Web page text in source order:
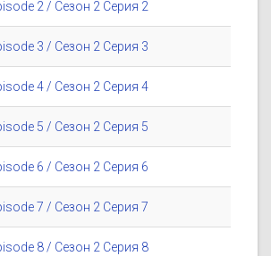
2 / Сезон 2 Серия 2
3 / Сезон 2 Серия 3
4 / Сезон 2 Серия 4
5 / Сезон 2 Серия 5
6 / Сезон 2 Серия 6
7 / Сезон 2 Серия 7
8 / Сезон 2 Серия 8